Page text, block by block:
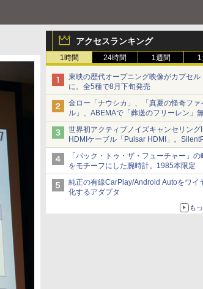
アクセスランキング
1時間 24時間 1週間 1
東映の歴代オープニング映像がカプセル
に。全5種で8月下旬発売
金ロー「ナウシカ」、「真夏の怪奇ファ
ル」、ABEMAで「葬送のフリーレン」
など。夏の特番・配信情報
世界初アクティブノイズキャンセリング
HDMIケーブル「Pulsar HDMI」。
から
「バック・トゥ・ザ・フューチャー」の
をモチーフにした腕時計。1985本限定
純正の有線CarPlay/Android Autoをワイ
化するアダプタ
も